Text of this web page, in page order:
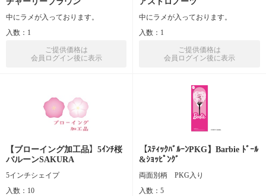
中にラメが入っております。
入数：1
ご提供価格は
会員ログイン後に表示
中にラメが入っております。
入数：1
ご提供価格は
会員ログイン後に表示
【ブローイング加工品】5ｲﾝﾁ桜
バルーンSAKURA
5インチシェイプ
入数：10
【ｽﾃｨｯｸﾊﾞﾙｰﾝPKG】Barbie ﾄﾞｰﾙ
&ｼｮｯﾋﾟﾝｸﾞ
両面別柄 PKG入り
入数：5